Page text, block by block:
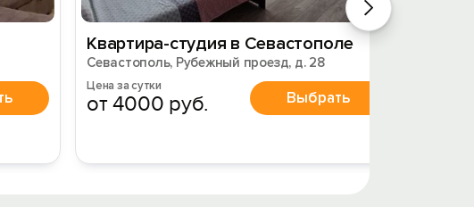
Квартира-студия в Севастополе
Севастополь, Рубежный проезд, д. 28
Цена за сутки
от 4000 руб. Выбрать